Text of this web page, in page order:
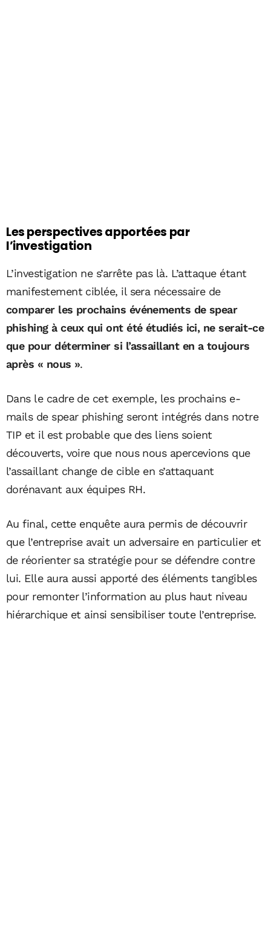
Les perspectives apportées par
l’investigation
L’investigation ne s’arrête pas là. L’attaque étant
manifestement ciblée, il sera nécessaire de
comparer les prochains événements de spear
phishing à ceux qui ont été étudiés ici, ne serait-ce
que pour déterminer si l’assaillant en a toujours
après « nous ».
Dans le cadre de cet exemple, les prochains e-
mails de spear phishing seront intégrés dans notre
TIP et il est probable que des liens soient
découverts, voire que nous nous apercevions que
l’assaillant change de cible en s’attaquant
dorénavant aux équipes RH.
Au final, cette enquête aura permis de découvrir
que l’entreprise avait un adversaire en particulier et
de réorienter sa stratégie pour se défendre contre
lui. Elle aura aussi apporté des éléments tangibles
pour remonter l’information au plus haut niveau
hiérarchique et ainsi sensibiliser toute l’entreprise.